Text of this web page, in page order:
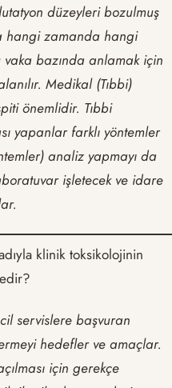
düzeyleri bozulmuş
hangi zamanda hangi
bazında anlamak için
Medikal (Tıbbi)
önemlidir. Tıbbi
yapanlar farklı yöntemler
analiz yapmayı da
işletecek ve idare
klinik toksikolojinin
servislere başvuran
hedefler ve amaçlar.
için gerekçe